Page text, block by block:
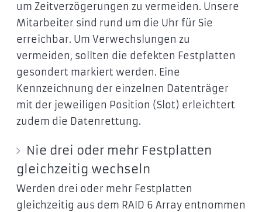
um Zeitverzögerungen zu vermeiden. Unsere
Mitarbeiter sind rund um die Uhr für Sie
erreichbar. Um Verwechslungen zu
vermeiden, sollten die defekten Festplatten
gesondert markiert werden. Eine
Kennzeichnung der einzelnen Datenträger
mit der jeweiligen Position (Slot) erleichtert
zudem die Datenrettung.
Nie drei oder mehr Festplatten
gleichzeitig wechseln
Werden drei oder mehr Festplatten
gleichzeitig aus dem RAID 6 Array entnommen